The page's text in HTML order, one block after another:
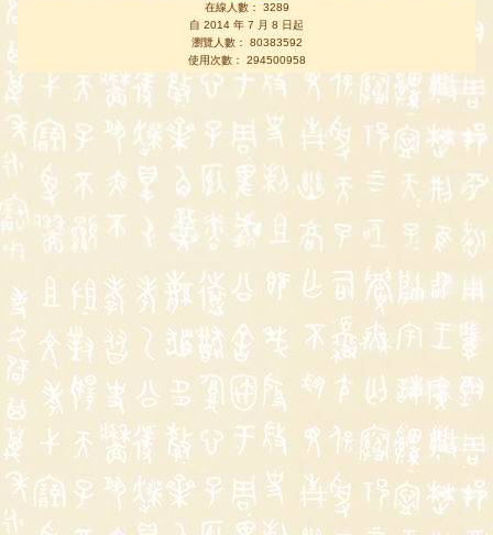
在線人數： 3289
自 2014 年 7 月 8 日起
瀏覽人數： 80383592
使用次數： 294500958